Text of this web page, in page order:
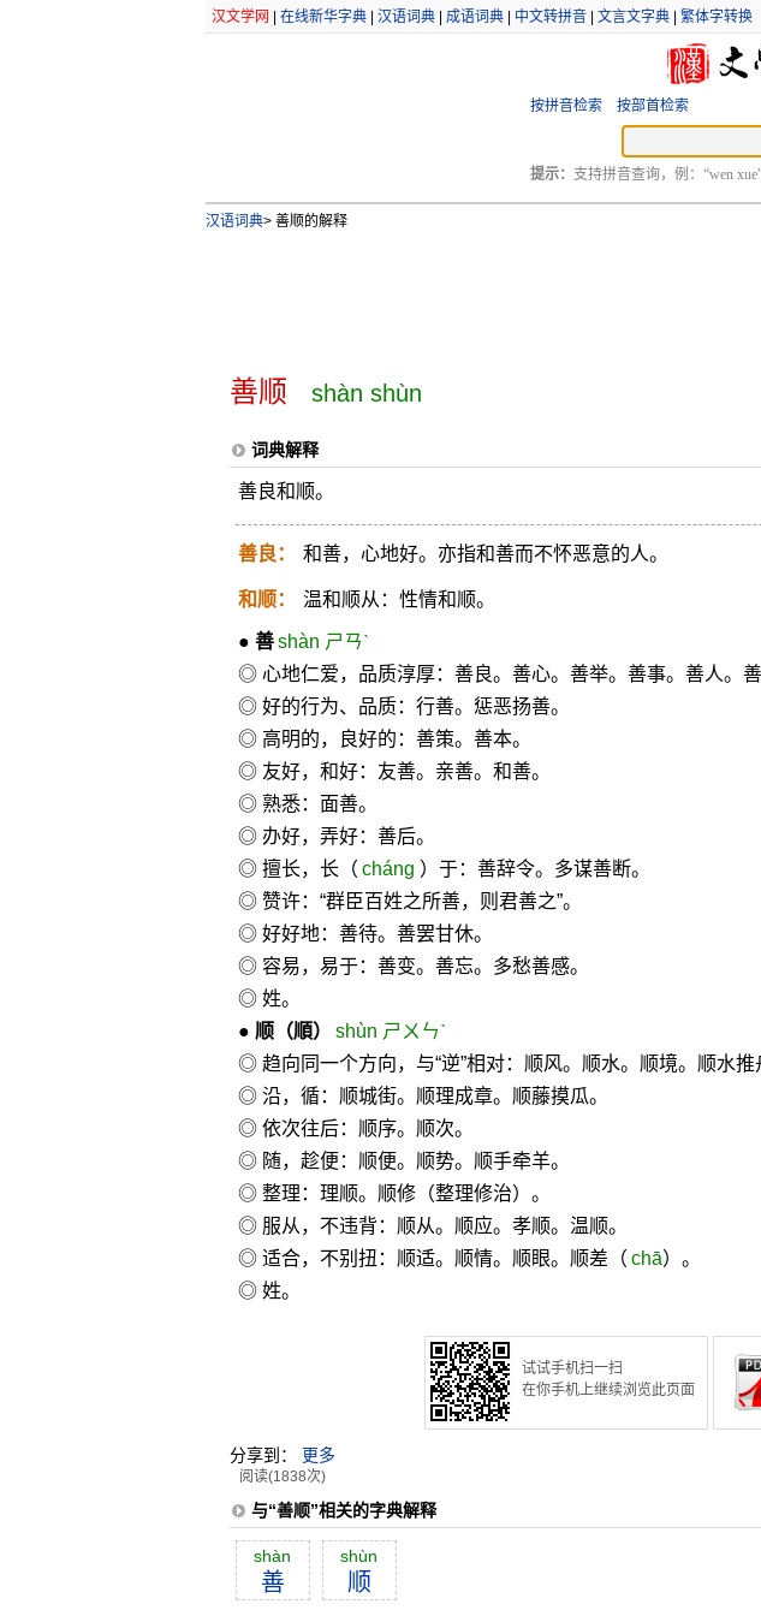
汉文学网 在线新华字典| 汉语词典| 成语词典| 中文转拼音| 文言文字典| 繁体字转换
按拼音检索 按部首检索
提示： 支持拼音查询，例：“wen
汉语词典>善顺的解释
善顺 shàn shùn
词典解释
善良和顺。
善良： 和善，心地好。亦指和善而不怀恶意的人。
和顺： 温和顺从：性情和顺。
● 善 shàn ㄕㄢˋ
◎ 心地仁爱，品质淳厚：善良。善心。善举。善事。善人。善
◎ 好的行为、品质：行善。惩恶扬善。
◎ 高明的，良好的：善策。善本。
◎ 友好，和好：友善。亲善。和善。
◎ 熟悉：面善。
◎ 办好，弄好：善后。
◎ 擅长，长（ cháng ）于：善辞令。多谋善断。
◎ 赞许：“群臣百姓之所善，则君善之”。
◎ 好好地：善待。善罢甘休。
◎ 容易，易于：善变。善忘。多愁善感。
◎ 姓。
● 顺（順）
shùn ㄕㄨㄣˋ
◎ 趋向同一个方向，与“逆”相对：顺风。顺水。顺境。顺水推
◎ 沿，循：顺城街。顺理成章。顺藤摸瓜。
◎ 依次往后：顺序。顺次。
◎ 随，趁便：顺便。顺势。顺手牵羊。
◎ 整理：理顺。顺修（整理修治）。
◎ 服从，不违背：顺从。顺应。孝顺。温顺。
◎ 适合，不别扭：顺适。顺情。顺眼。顺差（ chā）。
◎ 姓。
试试手机扫一扫
在你手机上继续浏览此页面
分享到： 更多
阅读(1838次)
与“善顺”相关的字典解释
shàn
善
shùn
顺